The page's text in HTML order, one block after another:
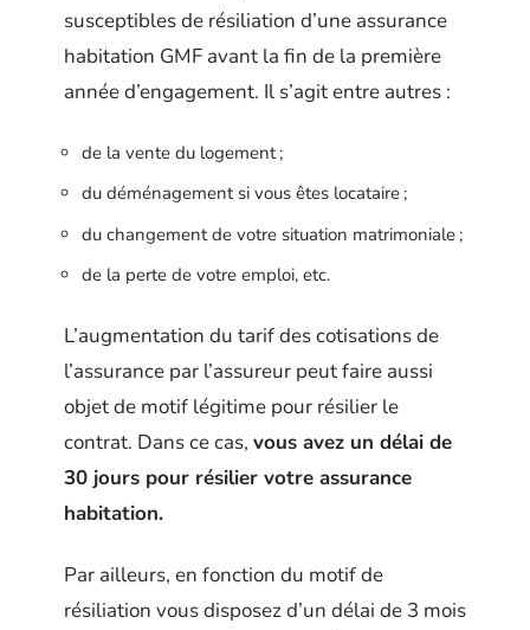
susceptibles de résiliation d’une assurance
habitation GMF avant la fin de la première
année d’engagement. Il s’agit entre autres :
de la vente du logement ;
du déménagement si vous êtes locataire ;
du changement de votre situation matrimoniale ;
de la perte de votre emploi, etc.
L’augmentation du tarif des cotisations de
l’assurance par l’assureur peut faire aussi
objet de motif légitime pour résilier le
contrat. Dans ce cas, vous avez un délai de
30 jours pour résilier votre assurance
habitation.
Par ailleurs, en fonction du motif de
résiliation vous disposez d’un délai de 3 mois